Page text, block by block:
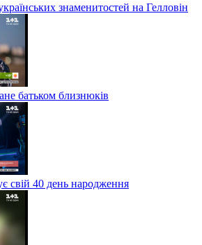
знаменитостей на Гелловін
батьком близнюків
свій 40 день народження